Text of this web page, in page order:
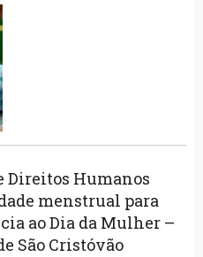
Direitos Humanos
menstrual para
ao Dia da Mulher –
São Cristóvão